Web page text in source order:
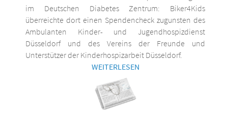
im Deutschen Diabetes Zentrum: Biker4Kids
überreichte dort einen Spendencheck zugunsten des
Ambulanten Kinder- und Jugendhospizdienst
Düsseldorf und des Vereins der Freunde und
Unterstützer der Kinderhospizarbeit Düsseldorf.
WEITERLESEN